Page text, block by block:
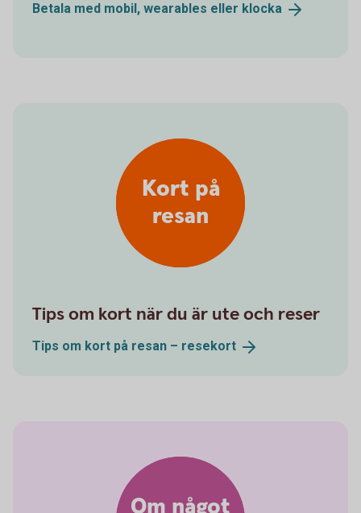
Betala med mobil, wearables eller klocka
Kort på
resan
Tips om kort när du är ute och reser
Tips om kort på resan – resekort